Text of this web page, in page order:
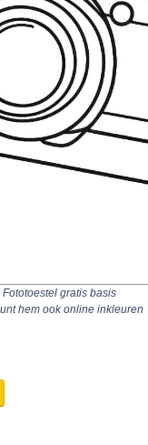
gratis basis
hem ook online inkleuren